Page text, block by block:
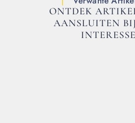
ONTDEK
AANSLUITEN